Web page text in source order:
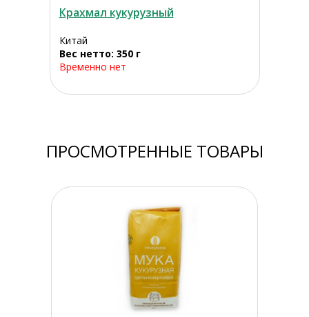
Крахмал кукурузный
Китай
Вес нетто: 350 г
Временно нет
ПРОСМОТРЕННЫЕ ТОВАРЫ